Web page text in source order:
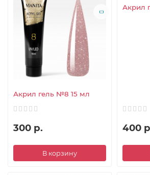
Акрил гель №8 15 мл
300 р.
В корзину
Акрил
400